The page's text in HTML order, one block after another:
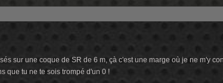
sur une coque de SR de 6 m, çà c'est une marge où je ne m'y
que tu ne te sois trompé d'un 0 !